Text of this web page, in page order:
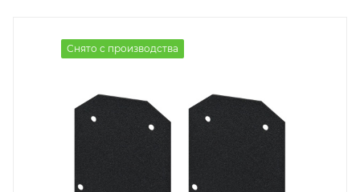
Снято с производства